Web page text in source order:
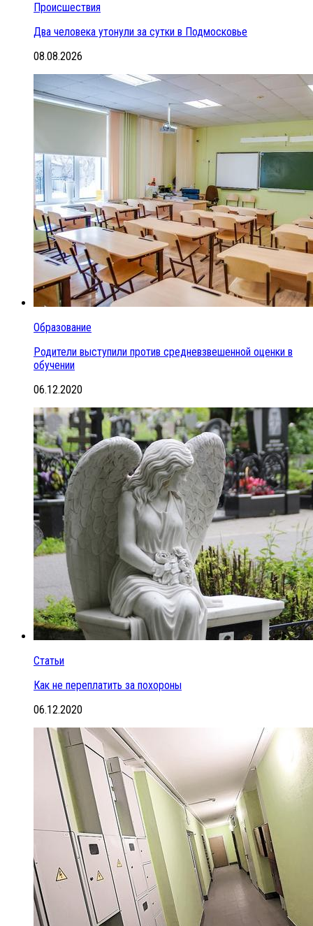
Происшествия
Два человека утонули за сутки в Подмосковье
08.08.2026
Образование
Родители выступили против средневзвешенной оценки в
обучении
06.12.2020
Статьи
Как не переплатить за похороны
06.12.2020